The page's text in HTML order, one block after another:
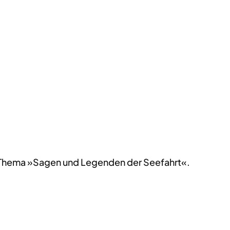
»Sagen und Legenden der Seefahrt«.